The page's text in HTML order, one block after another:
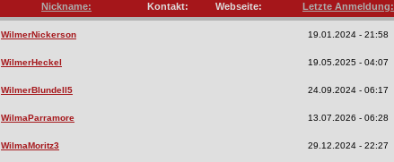
Nickname: Kontakt: Webseite: Letzte Anmeldung:
WilmerNickerson 19.01.2024 - 21:58
WilmerHeckel 19.05.2025 - 04:07
WilmerBlundell5 24.09.2024 - 06:17
WilmaParramore 13.07.2026 - 06:28
WilmaMoritz3 29.12.2024 - 22:27